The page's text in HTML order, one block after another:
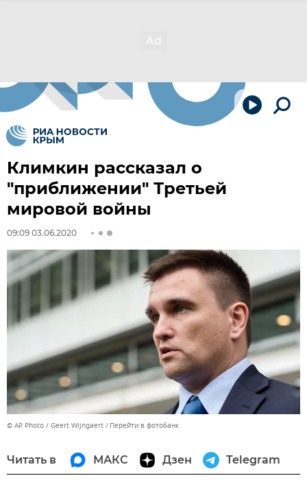
Климкин рассказал о
"приближении" Третьей
мировой войны
09:09 03.06.2020
© AP Photo / Geert Wijngaert Перейти в фотобанк
Читать в МАКС Дзен Telegram